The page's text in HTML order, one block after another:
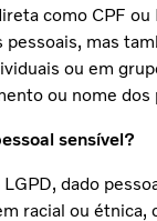
como CPF
pessoais, mas
ou em
ou nome dos
sensível?
dado
racial ou étnica,